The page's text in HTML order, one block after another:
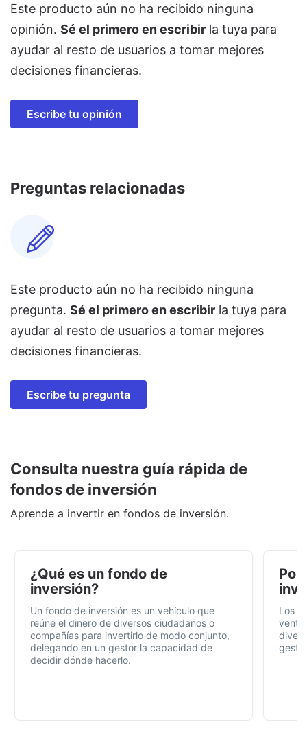
Este producto aún no ha recibido ninguna
opinión. Sé el primero en escribir la tuya para
ayudar al resto de usuarios a tomar mejores
decisiones financieras.
Escribe tu opinión
Preguntas relacionadas
Este producto aún no ha recibido ninguna
pregunta. Sé el primero en escribir la tuya para
ayudar al resto de usuarios a tomar mejores
decisiones financieras.
Escribe tu pregunta
Consulta nuestra guía rápida de
fondos de inversión
Aprende a invertir en fondos de inversión.
¿Qué es un fondo de
inversión?
Un fondo de inversión es un vehículo que
reúne el dinero de diversos ciudadanos o
compañías para invertirlo de modo conjunto,
delegando en un gestor la capacidad de
decidir dónde hacerlo.
Por
Los